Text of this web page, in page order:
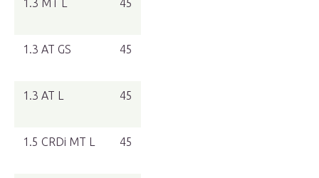
1.3 MT L 45
1.3 AT GS 45
1.3 AT L 45
1.5 CRDi MT L 45